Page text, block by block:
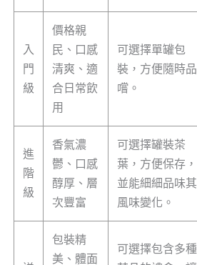
入
門
級
價格親
民、口感
清爽、適
合日常飲
用
可選擇單罐包
裝，方便隨時品
嚐。
進
階
級
香氣濃
鬱、口感
醇厚、層
次豐富
可選擇罐裝茶
葉，方便保存，
並能細細品味其
風味變化。
包裝精
美、體面
可選擇包含多種